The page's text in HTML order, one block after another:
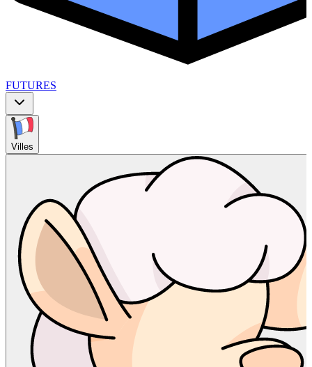
FUTURES
Villes